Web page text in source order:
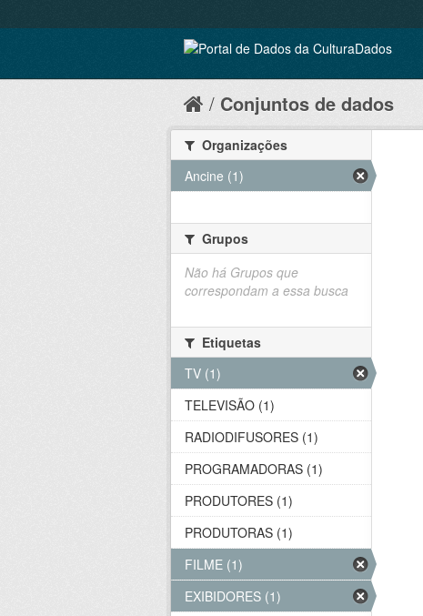
Conjuntos de dados
Organizações
Ancine (1)
Grupos
Não há Grupos que
correspondam a essa busca
Etiquetas
TV (1)
TELEVISÃO (1)
RADIODIFUSORES (1)
PROGRAMADORAS (1)
PRODUTORES (1)
PRODUTORAS (1)
FILME (1)
EXIBIDORES (1)